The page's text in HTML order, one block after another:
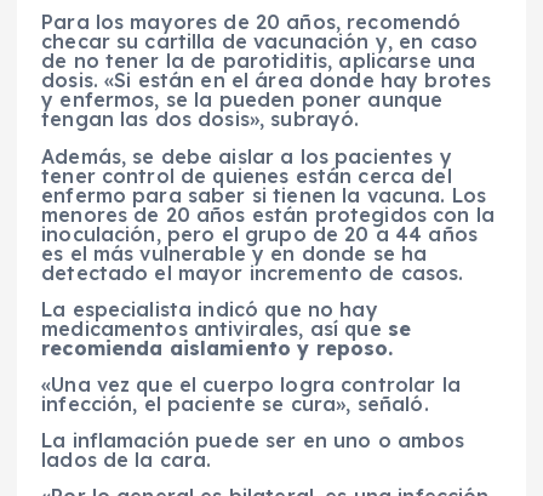
Para los mayores de 20 años, recomendó
checar su cartilla de vacunación y, en caso
de no tener la de parotiditis, aplicarse una
dosis. «Si están en el área donde hay brotes
y enfermos, se la pueden poner aunque
tengan las dos dosis», subrayó.
Además, se debe aislar a los pacientes y
tener control de quienes están cerca del
enfermo para saber si tienen la vacuna. Los
menores de 20 años están protegidos con la
inoculación, pero el grupo de 20 a 44 años
es el más vulnerable y en donde se ha
detectado el mayor incremento de casos.
La especialista indicó que no hay
medicamentos antivirales, así que se
recomienda aislamiento y reposo.
«Una vez que el cuerpo logra controlar la
infección, el paciente se cura», señaló.
La inflamación puede ser en uno o ambos
lados de la cara.